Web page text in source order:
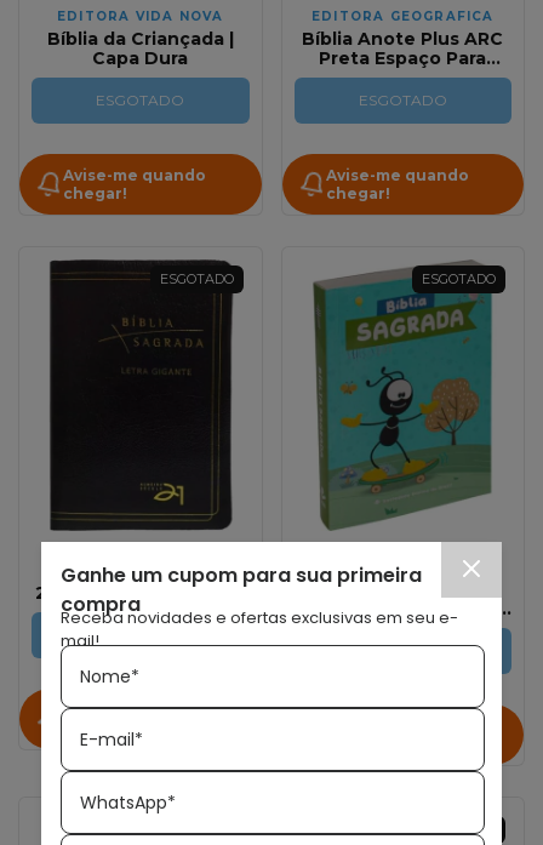
EDITORA VIDA NOVA
Bíblia da Criançada |
Capa Dura
ESGOTADO
Avise-me quando
chegar!
EDITORA GEOGRAFICA
Bíblia Anote Plus ARC
Preta Espaço Para
Anotações Letra
Grande
ESGOTADO
Avise-me quando
chegar!
ESGOTADO
Bíblia Almeida Século
21 Letra Gigante | Luxo
| Couro Bonded Preta
(Reimpressão com
nova capa)
ESGOTADO
Avise-me quando
ESGOTADO
BRASIL
Bíblia Sagrada
Smilinguido | Brochura
| NTLH | Azul
ESGOTADO
ESGOTADO ESGOTADO
Ganhe um cupom para sua primeira
compra
Receba novidades e ofertas exclusivas em seu e-
mail!
Nome*
E-mail*
WhatsApp*